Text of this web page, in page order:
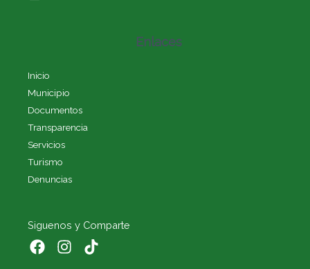
Enlaces
Inicio
Municipio
Documentos
Transparencia
Servicios
Turismo
Denuncias
Siguenos y Comparte